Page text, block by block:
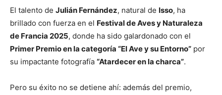
El talento de Julián Fernández, natural de Isso, ha
brillado con fuerza en el Festival de Aves y Naturaleza
de Francia 2025, donde ha sido galardonado con el
Primer Premio en la categoría “El Ave y su Entorno” por
su impactante fotografía “Atardecer en la charca”.
Pero su éxito no se detiene ahí: además del premio,